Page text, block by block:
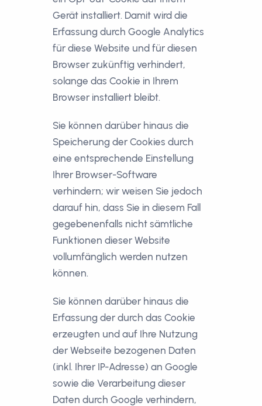
Gerät installiert. Damit wird die
Erfassung durch Google Analytics
für diese Website und für diesen
Browser zukünftig verhindert,
solange das Cookie in Ihrem
Browser installiert bleibt.
Sie können darüber hinaus die
Speicherung der Cookies durch
eine entsprechende Einstellung
Ihrer Browser-Software
verhindern; wir weisen Sie jedoch
darauf hin, dass Sie in diesem Fall
gegebenenfalls nicht sämtliche
Funktionen dieser Website
vollumfänglich werden nutzen
können.
Sie können darüber hinaus die
Erfassung der durch das Cookie
erzeugten und auf Ihre Nutzung
der Webseite bezogenen Daten
(inkl. Ihrer IP-Adresse) an Google
sowie die Verarbeitung dieser
Daten durch Google verhindern,